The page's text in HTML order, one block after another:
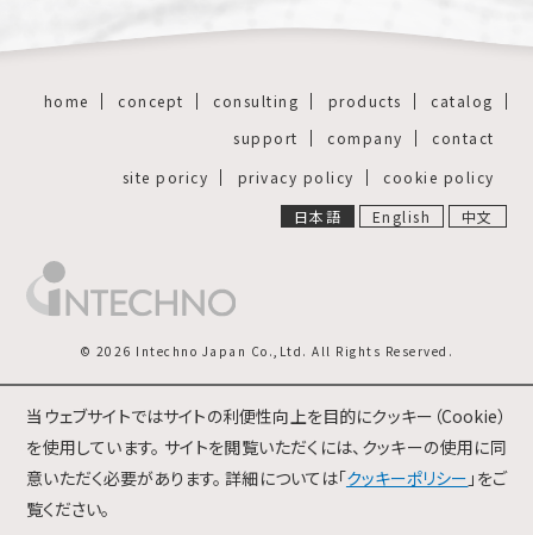
当ウェブサイトではサイトの利便性向上を目的にクッキー（Cookie）
を使用しています。 サイトを閲覧いただくには、クッキーの使用に同
意いただく必要があります。 詳細については「クッキーポリシー 」をご
覧ください。
home concept consulting products
catalog
support
company
contact
site poricy
privacy policy
cookie policy
日本語
English 中文
© 2026 Intechno Japan Co.,Ltd. All Rights Reserved.